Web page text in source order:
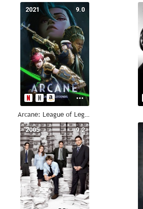
9.0
2021
Arcane: League of Legends
9.2
2005